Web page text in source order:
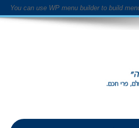
You can use WP menu builder to build